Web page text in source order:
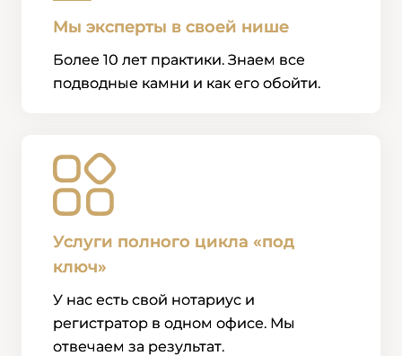
Мы эксперты в своей нише
Более 10 лет практики. Знаем все
подводные камни и как его обойти.
Услуги полного цикла «под
ключ»
У нас есть свой нотариус и
регистратор в одном офисе. Мы
отвечаем за результат.